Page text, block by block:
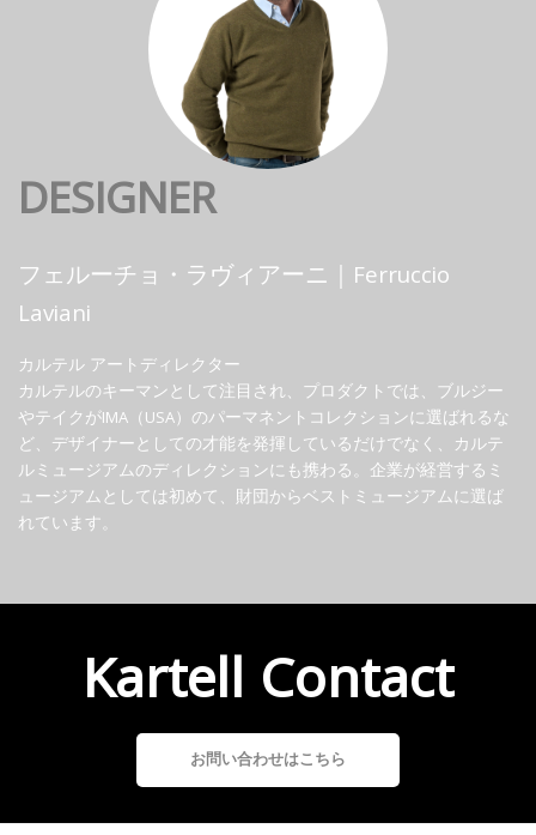
DESIGNER
フェルーチョ・ラヴィアーニ｜Ferruccio
Laviani
カルテル アートディレクター
カルテルのキーマンとして注目され、プロダクトでは、ブルジー
やテイクがIMA（USA）のパーマネントコレクションに選ばれるな
ど、デザイナーとしての才能を発揮しているだけでなく、カルテ
ルミュージアムのディレクションにも携わる。企業が経営するミ
ュージアムとしては初めて、財団からベストミュージアムに選ば
れています。
Kartell Contact
お問い合わせはこちら